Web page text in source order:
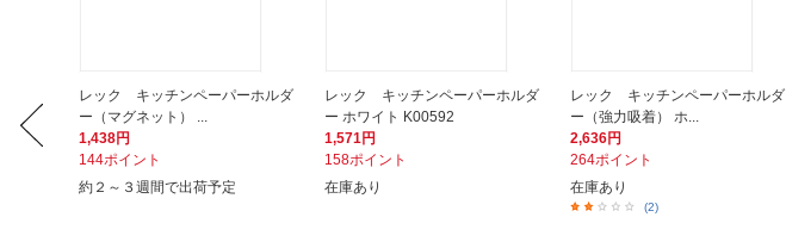
レック キッチンペーパーホルダ
ー（マグネット） ...
1,438円
144ポイント
約２～３週間で出荷予定
レック キッチンペーパーホルダ
ー ホワイト K00592
1,571円
158ポイント
在庫あり
レック キッチンペーパーホルダ
ー（強力吸着） ホ...
2,636円
264ポイント
在庫あり
(2)